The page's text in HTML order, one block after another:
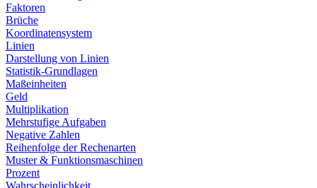
Faktoren
Brüche
Koordinatensystem
Linien
Darstellung von Linien
Statistik-Grundlagen
Maßeinheiten
Geld
Multiplikation
Mehrstufige Aufgaben
Negative Zahlen
Reihenfolge der Rechenarten
Muster & Funktionsmaschinen
Prozent
Wahrscheinlichkeit